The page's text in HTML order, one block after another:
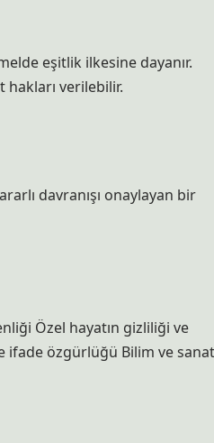
eşitlik ilkesine dayanır.
verilebilir.
davranışı onaylayan bir
Özel hayatın gizliliği ve
ifade özgürlüğü Bilim ve sanat